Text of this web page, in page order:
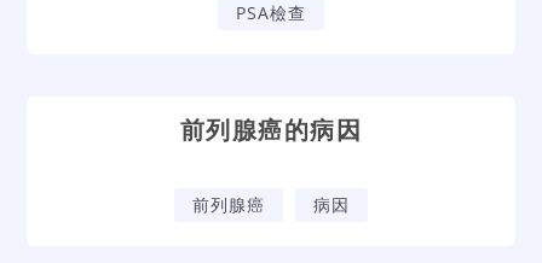
PSA檢查
前列腺癌的病因
前列腺癌 病因